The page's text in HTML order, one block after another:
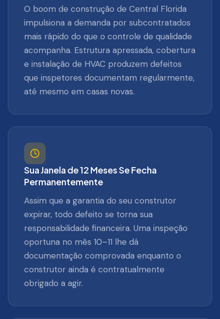
O boom de construção de Central Florida
impulsiona a demanda por subcontratados
mais rápido do que o controle de qualidade
acompanha. Estrutura apressada, cobertura
e instalação de HVAC produzem defeitos
que inspetores documentam regularmente,
até mesmo em casas novas.
Sua Janela de 12 Meses Se Fecha
Permanentemente
Assim que a garantia do seu construtor
expirar, todo defeito se torna sua
responsabilidade financeira. Uma inspeção
oportuna no mês 10–11 lhe dá
documentação comprovada enquanto o
construtor ainda é contratualmente
obrigado a agir.